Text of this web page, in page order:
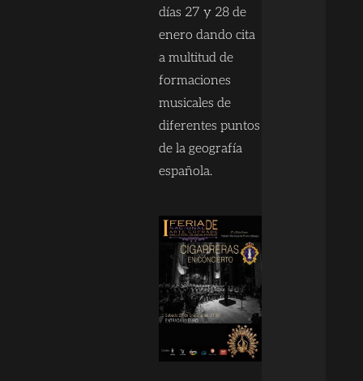
días 27 y 28 de
enero dando cita
a multitud de
formaciones
musicales de
diferentes puntos
de la geografía
española.